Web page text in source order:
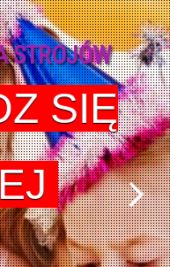
STROJÓW
SIĘ